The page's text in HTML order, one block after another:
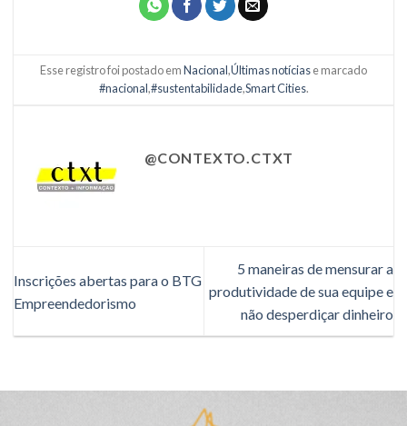
Esse registro foi postado emNacional,Últimas notíciase marcado
#nacional,#sustentabilidade,Smart Cities.
@CONTEXTO.CTXT
Inscrições abertas para o BTG
Empreendedorismo
5 maneiras de mensurar a
produtividade de sua equipe e
não desperdiçar dinheiro